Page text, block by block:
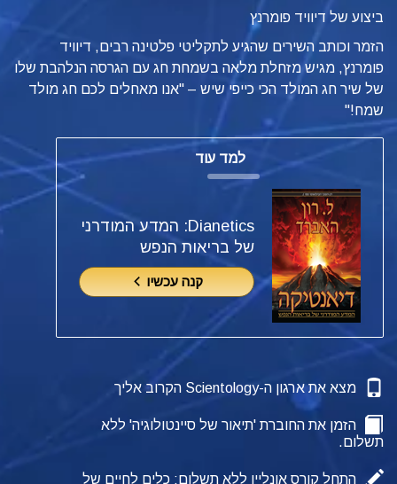
ביצוע של דיוויד פומרנץ
הזמר וכותב השירים שהגיע לתקליטי פלטינה רבים, דיוויד
פומרנץ, מגיש מזחלת מלאה בשמחת חג עם הגרסה הנלהבת שלו
של שיר חג המולד הכי כייפי שיש – "אנו מאחלים לכם חג מולד
שמח!"
למד עוד
Dianetics: המדע המודרני
של בריאות הנפש
קנה עכשיו
מצא את ארגון ה-Scientology הקרוב אליך
הזמן את החוברת 'תיאור של סיינטולוגיה' ללא
תשלום.
התחל קורס אונליין ללא תשלום: כלים לחיים של